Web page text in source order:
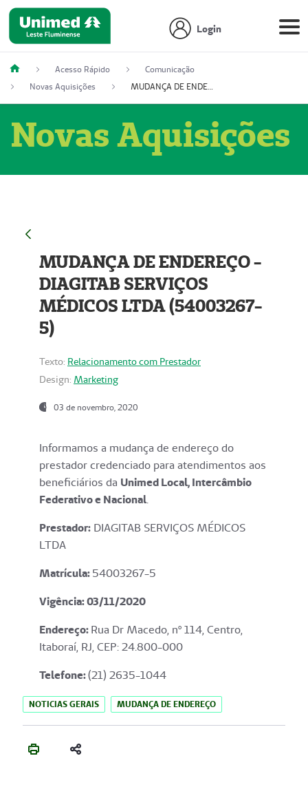
Login
Acesso Rápido
Comunicação
Novas Aquisições
MUDANÇA DE ENDEREÇO - DIAGITAB SERVIÇOS MÉDICOS LTDA (54003267-5)
Novas Aquisições
MUDANÇA DE ENDEREÇO -
DIAGITAB SERVIÇOS
MÉDICOS LTDA (54003267-
5)
Texto: Relacionamento com Prestador
Design: Marketing
03 de novembro, 2020
Informamos a mudança de endereço do
prestador credenciado para atendimentos aos
beneficiários da Unimed Local, Intercâmbio
Federativo e Nacional.
Prestador: DIAGITAB SERVIÇOS MÉDICOS
LTDA
Matrícula:54003267-5
Vigência: 03/11/2020
Endereço:Rua Dr Macedo, nº 114, Centro,
Itaboraí, RJ, CEP: 24.800-000
Telefone:(21) 2635-1044
NOTICIAS GERAIS MUDANÇA DE ENDEREÇO